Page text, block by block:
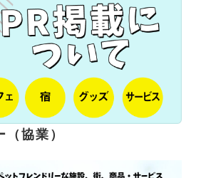
協業）